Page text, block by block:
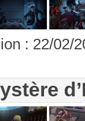
: 22/02/